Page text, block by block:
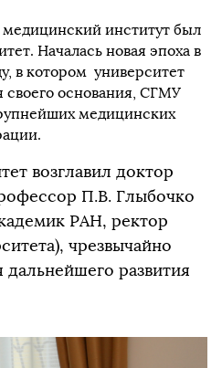
медицинский институт был
Началась новая эпоха в
в котором университет
своего основания, СГМУ
медицинских
возглавил доктор
П.В. Глыбочко
РАН, ректор
чрезвычайно
развития